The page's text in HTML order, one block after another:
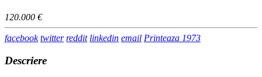
120.000 €
facebook twitter reddit linkedin email Printeaza 1973
Descriere